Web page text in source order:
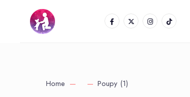
Home Poupy (1)